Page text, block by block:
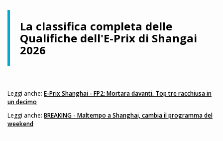
La classifica completa delle
Qualifiche dell'E-Prix di Shangai
2026
Leggi anche: E-Prix Shanghai - FP2: Mortara davanti. Top tre racchiusa in
un decimo
Leggi anche: BREAKING - Maltempo a Shanghai, cambia il programma del
weekend